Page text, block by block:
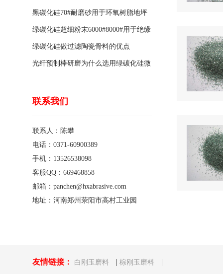
黑碳化硅70#耐磨砂用于环氧树脂地坪
骨料的特点有哪些？
绿碳化硅超细粉末6000#8000#用于绝缘
涂料的优点
绿碳化硅做过滤陶瓷骨料的优点
光纤预制棒研磨为什么选用绿碳化硅微
联系我们
联系人：陈攀
电话：0371-60900389
手机：13526538098
客服QQ：669468858
邮箱：panchen@hxabrasive.com
地址：河南郑州荥阳市高村工业园
友情链接： 白刚玉磨料 | 棕刚玉磨料 |